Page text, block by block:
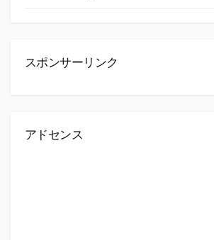
スポンサーリンク
アドセンス